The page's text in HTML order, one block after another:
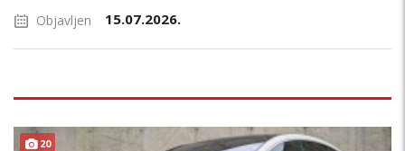
Objavljen 15.07.2026.
20